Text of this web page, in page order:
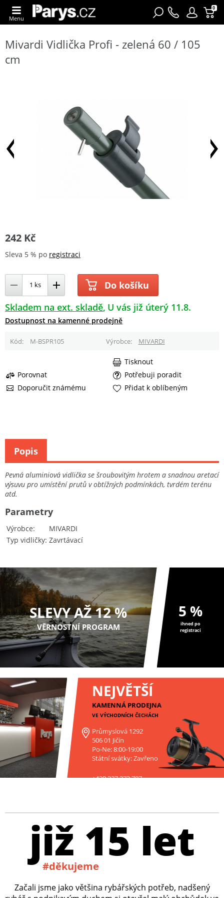
0
Menu
Mivardi Vidlička Profi - zelená 60 / 105
cm
242 Kč
Sleva 5 % po registraci
Do košíku
Skladem na ext. skladě U vás již úterý 11.8.
Dostupnost na kamenné prodejně
Kód M-BSPR105 Výrobce MIVARDI
Porovnat
Potřebuji poradit
Doporučit známému
Tisknout
Přidat k oblíbeným
Pevná aluminiová vidlička se šroubovitým hrotem a snadnou aretací
výsuvu pro umístění prutů v obtížných podmínkách, tvrdém terénu
atd.
Výrobce
MIVARDI
Typ vidličky Zavrtávací
Parametry
Popis
SLEVY AŽ 12 %
VĚRNOSTNÍ PROGRAM
5 %
ihned po
registraci
NEJVĚTŠÍ
KAMENNÁ PRODEJNA
VE VÝCHODNÍCH ČECHÁCH
Průmyslová 1292
506 01 Jičín
Po-Ne: 8:00-19:00
Státní svátky: Zavřeno
+420 227 272 797
již 15 let
#děkujeme
Začali jsme jako většina rybářských potřeb, nadšený